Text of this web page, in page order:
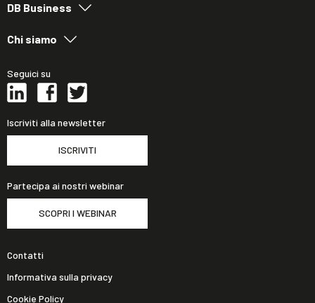
DB Business
Chi siamo
Seguici su
Iscriviti alla newsletter
ISCRIVITI
Partecipa ai nostri webinar
SCOPRI I WEBINAR
Contatti
Informativa sulla privacy
Cookie Policy